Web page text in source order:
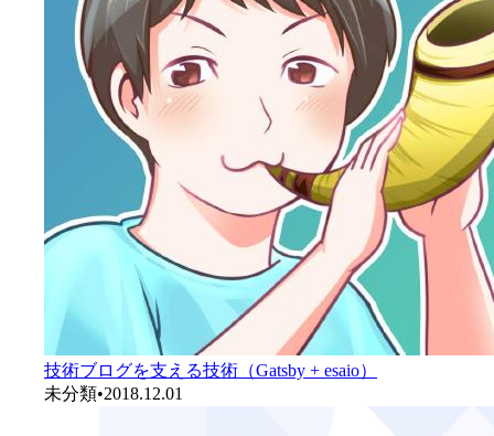
技術ブログを支える技術（Gatsby + esaio）
未分類•2018.12.01